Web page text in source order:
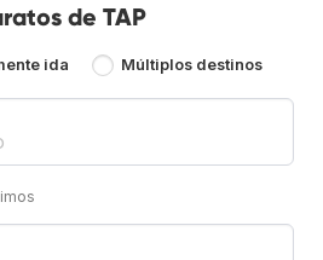
de TAP
ida Múltiplos destinos